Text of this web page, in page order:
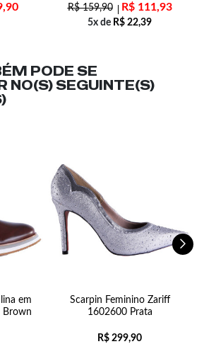
R$159,90 R$111,93
5x de R$ 22,39
PODE SE
NO(S) SEGUINTE(S)
em
Brown
Scarpin Feminino Zariff
1602600 Prata
R$ 299,90